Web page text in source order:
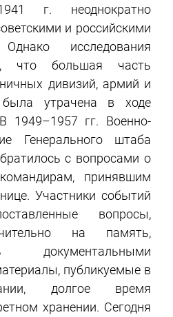
г. неоднократно
и российскими
исследования
что большая часть
дивизий, армий и
утрачена в ходе
1949–1957 гг. Военно-
Генерального штаба
с вопросами о
принявшим
Участники событий
вопросы,
на память,
публикуемые в
долгое время
хранении. Сегодня